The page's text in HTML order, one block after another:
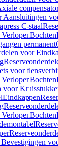
Aansluitingen
C-staal
Bochten
permanent
voor
voor
Bochten
voor
Eindkappen
Bochten